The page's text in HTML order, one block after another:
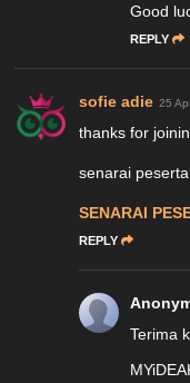
Good
REPLY
sofie adie 25
thanks for
senarai
SENARAI
REPLY
Terima